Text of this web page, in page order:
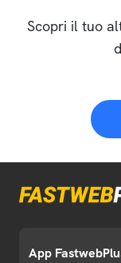
Scopri il tuo
App